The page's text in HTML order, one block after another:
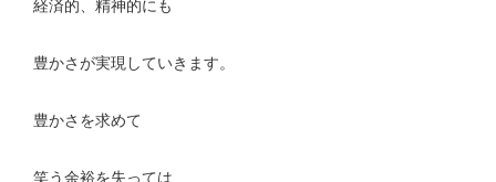
経済的、精神的にも
豊かさが実現していきます。
豊かさを求めて
笑う余裕を失っては